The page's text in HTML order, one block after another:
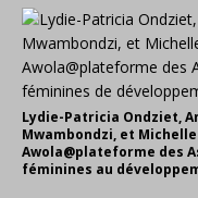
Lydie-Patricia Ondziet,
Mwambondzi, et
Awola@plateforme des
féminines au